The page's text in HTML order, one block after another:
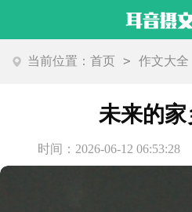
当前位置：首页 > 作文大全
未来的家
时间：2026-06-12 06:53:28